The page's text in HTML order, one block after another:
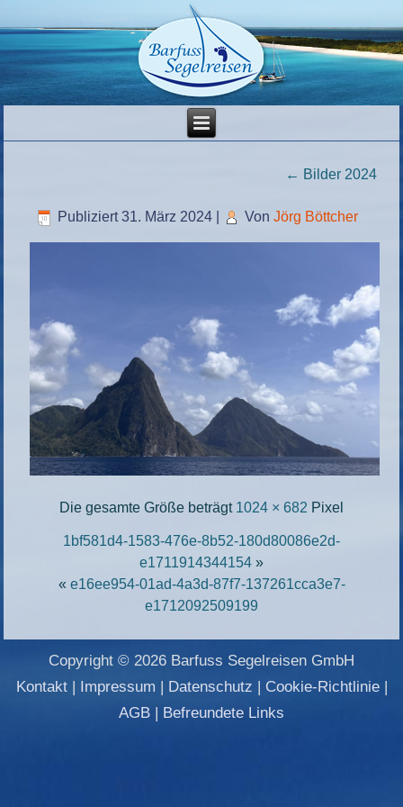
← Bilder 2024
Publiziert 31. März 2024 Von Jörg Böttcher
Die gesamte Größe beträgt 1024 × 682 Pixel
1bf581d4-1583-476e-8b52-180d80086e2d-
e1711914344154 »
« e16ee954-01ad-4a3d-87f7-137261cca3e7-
e1712092509199
Copyright © 2026 Barfuss Segelreisen GmbH
Kontakt| Impressum | Datenschutz | Cookie-Richtlinie|
AGB | Befreundete Links